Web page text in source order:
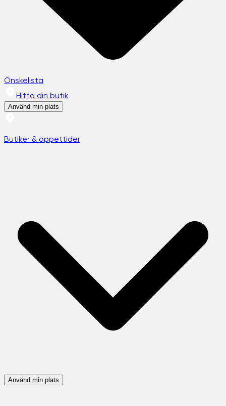
Önskelista
Hitta din butik
Använd min plats
Butiker & öppettider
Använd min plats